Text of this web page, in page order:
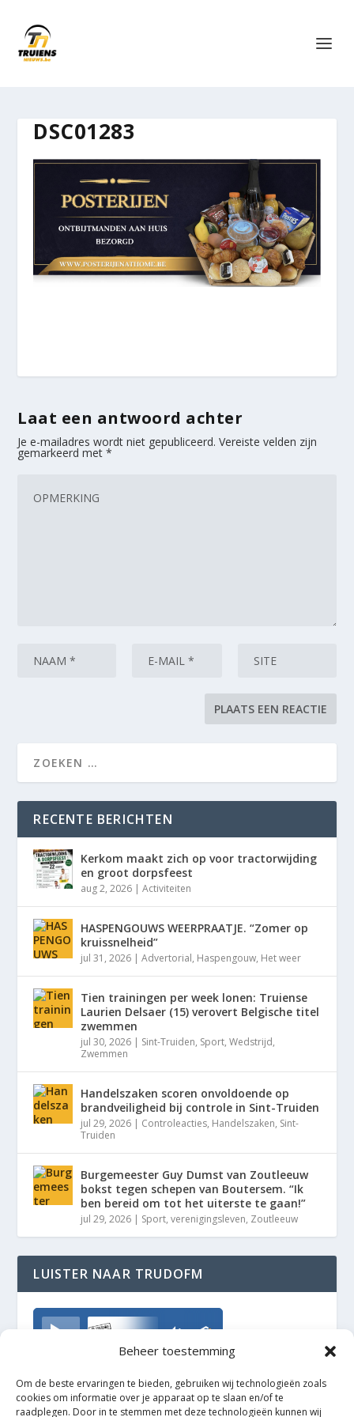
Beheer toestemming
Om de beste ervaringen te bieden, gebruiken wij technologieën zoals
cookies om informatie over je apparaat op te slaan en/of te
raadplegen. Door in te stemmen met deze technologieën kunnen wij
DSC01283
Laat een antwoord achter
Je e-mailadres wordt niet gepubliceerd. Vereiste velden zijn
gemarkeerd met*
RECENTE BERICHTEN
Kerkom maakt zich op voor tractorwijding
en groot dorpsfeest
aug 2, 2026 |Activiteiten
HASPENGOUWS WEERPRAATJE. “Zomer op
kruissnelheid”
jul 31, 2026 |Advertorial, Haspengouw, Het weer
Tien trainingen per week lonen: Truiense
Laurien Delsaer (15) verovert Belgische titel
zwemmen
jul 30, 2026 | Sint-Truiden, Sport,Wedstrijd,
Zwemmen
Handelszaken scoren onvoldoende op
brandveiligheid bij controle in Sint-Truiden
jul 29, 2026 | Controleacties, Handelszaken, Sint-
Truiden
Burgemeester Guy Dumst van Zoutleeuw
bokst tegen schepen van Boutersem. “Ik
ben bereid om tot het uiterste te gaan!”
jul 29, 2026 | Sport,verenigingsleven, Zoutleeuw
LUISTER NAAR TRUDOFM
TrudoFM